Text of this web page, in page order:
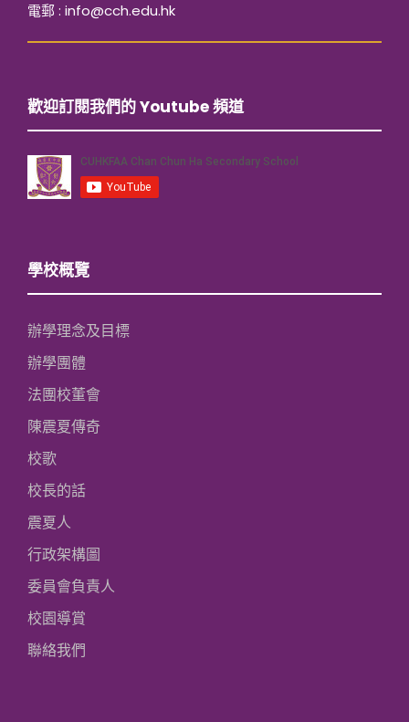
電郵 : info@cch.edu.hk
歡迎訂閱我們的 Youtube 頻道
學校概覽
辦學理念及目標
辦學團體
法團校董會
陳震夏傳奇
校歌
校長的話
震夏人
行政架構圖
委員會負責人
校園導賞
聯絡我們